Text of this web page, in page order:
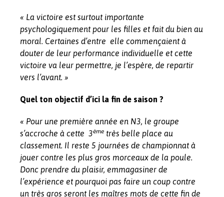
« La victoire est surtout importante
psychologiquement pour les filles et fait du bien au
moral. Certaines d’entre elle commençaient à
douter de leur performance individuelle et cette
victoire va leur permettre, je l’espère, de repartir
vers l’avant. »
Quel ton objectif d’ici la fin de saison ?
« Pour une première année en N3, le groupe
s’accroche à cette 3ème très belle place au
classement. Il reste 5 journées de championnat à
jouer contre les plus gros morceaux de la poule.
Donc prendre du plaisir, emmagasiner de
l’expérience et pourquoi pas faire un coup contre
un très gros seront les maîtres mots de cette fin de